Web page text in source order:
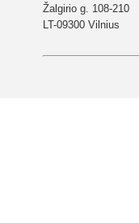
Žalgirio g. 108-210
LT-09300 Vilnius